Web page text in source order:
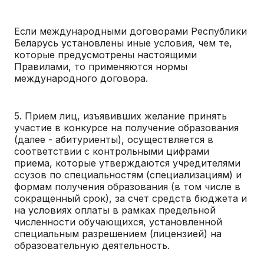
Если международными договорами Республики
Беларусь установлены иные условия, чем те,
которые предусмотрены настоящими
Правилами, то применяются нормы
международного договора.
5. Прием лиц, изъявивших желание принять
участие в конкурсе на получение образования
(далее - абитуриенты), осуществляется в
соответствии с контрольными цифрами
приема, которые утверждаются учредителями
ссузов по специальностям (специализациям) и
формам получения образования (в том числе в
сокращенный срок), за счет средств бюджета и
на условиях оплаты в рамках предельной
численности обучающихся, установленной
специальным разрешением (лицензией) на
образовательную деятельность.